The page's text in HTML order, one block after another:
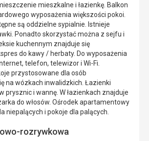
mieszkalne i łazienkę. Balkon
wyposażenia większości pokoi.
są oddzielne sypialnie. Istnieje
Ponadto skorzystać można z sejfu i
kuchennym znajduje się
do kawy / herbaty. Do wyposażenia
telefon, telewizor i Wi-Fi.
przystosowane dla osób
na wózkach inwalidzkich. Łazienki
prysznic i wannę. W łazienkach znajduje
do włosów. Ośrodek apartamentowy
niepalących i pokoje dla palących.
rozrywkowa